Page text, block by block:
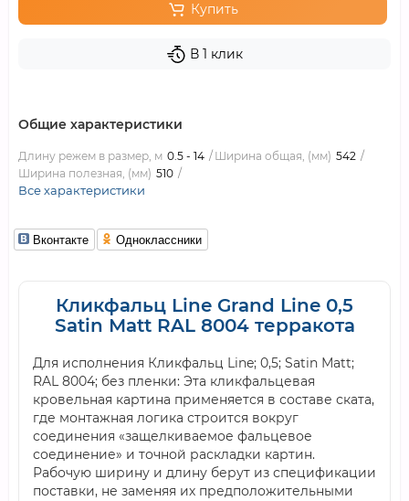
Купить
В 1 клик
Общие характеристики
Длину режем в размер, м 0.5 - 14 Ширина общая, (мм) 542
Ширина полезная, (мм) 510
Все характеристики
Вконтакте Одноклассники
Кликфальц Line Grand Line 0,5
Satin Мatt RAL 8004 терракота
Для исполнения Кликфальц Line; 0,5; Satin Мatt;
RAL 8004; без пленки: Эта кликфальцевая
кровельная картина применяется в составе ската,
где монтажная логика строится вокруг
соединения «защелкиваемое фальцевое
соединение» и точной раскладки картин.
Рабочую ширину и длину берут из спецификации
поставки, не заменяя их предположительными